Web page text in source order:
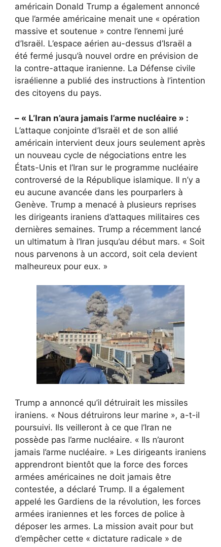
américain Donald Trump a également annoncé
que l’armée américaine menait une « opération
massive et soutenue » contre l’ennemi juré
d’Israël. L’espace aérien au-dessus d’Israël a
été fermé jusqu’à nouvel ordre en prévision de
la contre-attaque iranienne. La Défense civile
israélienne a publié des instructions à l’intention
des citoyens du pays.
– « L’Iran n’aura jamais l’arme nucléaire » :
L’attaque conjointe d’Israël et de son allié
américain intervient deux jours seulement après
un nouveau cycle de négociations entre les
États-Unis et l’Iran sur le programme nucléaire
controversé de la République islamique. Il n’y a
eu aucune avancée dans les pourparlers à
Genève. Trump a menacé à plusieurs reprises
les dirigeants iraniens d’attaques militaires ces
dernières semaines. Trump a récemment lancé
un ultimatum à l’Iran jusqu’au début mars. « Soit
nous parvenons à un accord, soit cela devient
malheureux pour eux. »
Trump a annoncé qu’il détruirait les missiles
iraniens. « Nous détruirons leur marine », a-t-il
poursuivi. Ils veilleront à ce que l’Iran ne
possède pas l’arme nucléaire. « Ils n’auront
jamais l’arme nucléaire. » Les dirigeants iraniens
apprendront bientôt que la force des forces
armées américaines ne doit jamais être
contestée, a déclaré Trump. Il a également
appelé les Gardiens de la révolution, les forces
armées iraniennes et les forces de police à
déposer les armes. La mission avait pour but
d’empêcher cette « dictature radicale » de